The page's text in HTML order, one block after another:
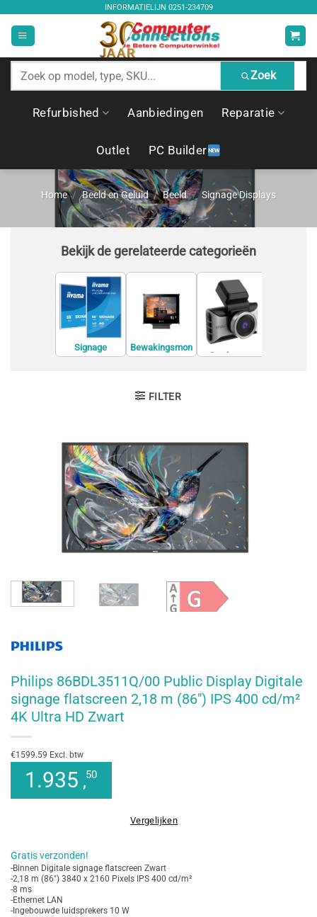
inhoud
INFORMATIELIJN 0251-234709
Zoek
producten
Zoek
Refurbished Aanbiedingen Reparatie
Outlet PC Builder
Home / Beeld en Geluid / Beeld / Signage Displays
Bekijk de gerelateerde categorieën
Signage
Displays
Bewakingsmon
itoren
Dashcams
FILTER
Philips 86BDL3511Q/00 Public Display Digitale
signage flatscreen 2,18 m (86″) IPS 400 cd/m²
4K Ultra HD Zwart
€1599.59 Excl. btw
1.935 ,50
Vergelijken
Gratis verzonden!
-Binnen Digitale signage flatscreen Zwart
-2,18 m (86") 3840 x 2160 Pixels IPS 400 cd/m²
-8 ms
-Ethernet LAN
-Ingebouwde luidsprekers 10 W